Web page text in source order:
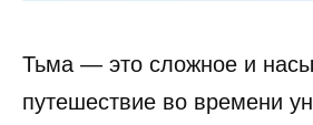
Тьма — это сложное и
путешествие во времени